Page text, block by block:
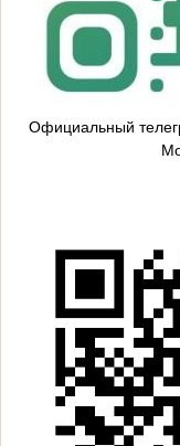
Официальный